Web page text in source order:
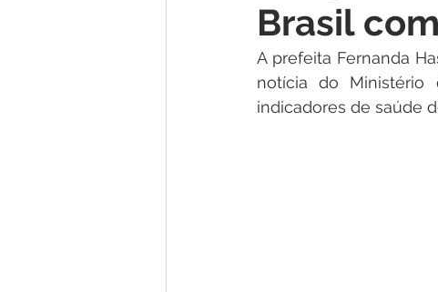
Alagação e Enchente
Brasil
A prefeita Fernanda
notícia do
indicadores de saúde